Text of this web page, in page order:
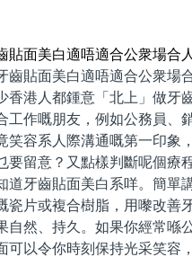
貼面美白適唔適合公衆場合
貼面美白適唔適合公衆場合
港人都鍾意「北上」做牙
工作嘅朋友，例如公務員、
笑容系人際溝通嘅第一印象
要留意？又點樣判斷呢個療
牙齒貼面美白系咩。簡單講
瓷片或複合樹脂，用嚟改
自然、持久。如果你經常喺
可以令你時刻保持光采笑容